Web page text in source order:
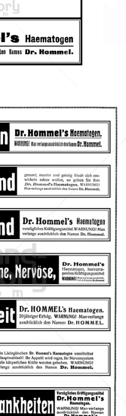
Dr. Hommel's Haematogen
Dr. Hommel's Haematogen